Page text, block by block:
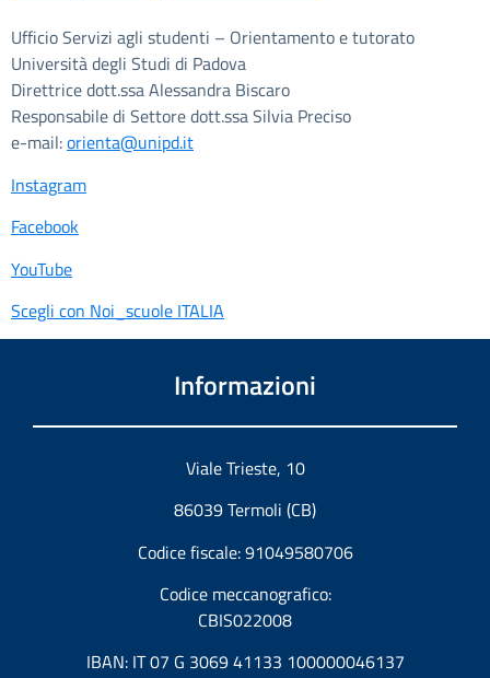
Ufficio Servizi agli studenti – Orientamento e tutorato
Università degli Studi di Padova
Direttrice dott.ssa Alessandra Biscaro
Responsabile di Settore dott.ssa Silvia Preciso
e-mail:orienta@unipd.it
Instagram
Facebook
YouTube
Scegli con Noi_scuole ITALIA
Informazioni
Viale Trieste, 10
86039 Termoli (CB)
Codice fiscale: 91049580706
Codice meccanografico:
CBIS022008
IBAN: IT 07 G 3069 41133 100000046137